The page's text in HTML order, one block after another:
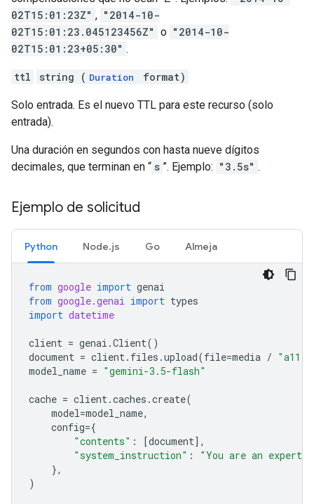
02T15:01:23Z" , "2014-10-
02T15:01:23.045123456Z" o "2014-10-
02T15:01:23+05:30" .
ttl string ( Duration format)
Solo entrada. Es el nuevo TTL para este recurso (solo
entrada).
Una duración en segundos con hasta nueve dígitos
decimales, que terminan en “ s ”. Ejemplo: "3.5s" .
Ejemplo de solicitud
Python Node.js Go Almeja
from google import genai
from google.genai import types
import datetime
client = genai .Client()
document = client. files .upload(file=media /
model_name = "gemini-3.5-flash"
cache = client.caches .create(
model=model_name,
config={
"contents" : [document],
"system_instruction" :
"You are an expert
},
)